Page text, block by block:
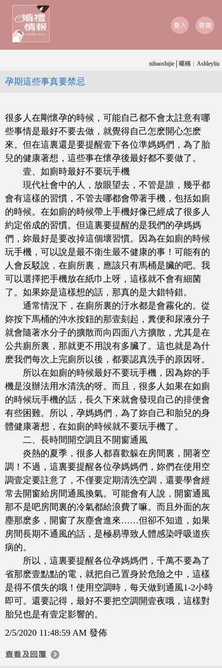
nihaoshijie│暱稱：Ashleyliu
孕期這些事真要禁忌
很多人在剛懷孕的時候，可能自己都不會太註意有哪
些事情是最好不要去做，就覺得自己怎麽開心怎麽
來。但在這裏還是要提醒壹下各位準媽媽們，為了胎
兒的健康著想，這些事在懷孕後最好都不要做了。
壹、如廁時最好不要玩手機
現代社會中的人，放眼望去，不管是誰，幾乎都
會有這樣的習慣，不管去哪都會帶著手機，包括如廁
的時候。在如廁的時候帶上手機好像已經成了很多人
約定俗成的習慣。但這裏要提醒的是我們的孕媽媽
們，妳最好是要改掉這個壞習慣。因為在如廁的時候
玩手機，可以說是最不衛生最不健康的事！可能有的
人會反駁說，在廁所裏，應該只有馬桶是臟的吧。我
可以選擇把手機放在紙巾上呀，這樣就不會有細菌
了。如果妳是這樣想的話，那真的是大錯特錯。
通常情況下，在廁所裏的汙水都是會霧化的。從
妳按下馬桶的沖水按鈕的那壹刻起，糞便和尿液分子
就會隨著水分子的擴散而向四面八方擴散，尤其是在
公共廁所裏，那就更不用說有多臟了。這也就是為什
麽我們每次上完廁所以後，都要認真洗手的原因呀。
所以在如廁的時候最好不要玩手機，因為妳的手
機是沒辦法用水清洗的呀。而且，很多人如果在如廁
的時候玩手機的話，長久下來就會發現自己的排便會
有些困難。所以，孕媽媽們，為了妳自己和胎兒的身
體健康著想，在如廁的時候就不要玩手機了。
二、長時間開空調且不開窗通風
炎熱的夏季，很多人都喜歡躲在房間裏，開著空
調！不過，這裏要提醒各位孕媽媽們，妳們在使用空
調壹定要註意了，不僅要定期清洗空調，還要學會經
常去開窗給房間通風換氣。可能會有人說，開窗通風
那不是吧房間裏的冷氣都給浪費了嘛。而且外面的灰
塵那麽多，開窗了灰塵會進來……但卻不知道，如果
房間長期不通風的話，是極易導致人體感染呼吸道疾
病的。
所以，這裏要提醒各位孕媽媽們，千萬不要為了
省那麽壹點點的電，就把自己置身於危險之中，這樣
是得不償失的哦！使用空調時，每天做到通風1-2小時
即可。還要記得，最好不要把空調開壹夜哦，這樣對
胎兒也是有壹定影響的。
2/5/2020 11:48:59 AM 發佈